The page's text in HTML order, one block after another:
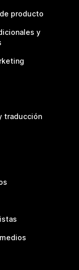
producto
y
traducción